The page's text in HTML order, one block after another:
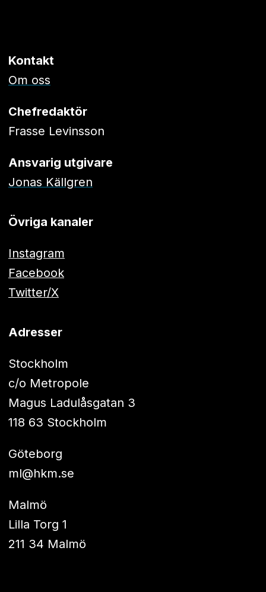
Kontakt
Om oss
Chefredaktör
Frasse Levinsson
Ansvarig utgivare
Jonas Källgren
Övriga kanaler
Instagram
Facebook
Twitter/X
Adresser
Stockholm
c/o Metropole
Magus Ladulåsgatan 3
118 63 Stockholm
Göteborg
ml@hkm.se
Malmö
Lilla Torg 1
211 34 Malmö